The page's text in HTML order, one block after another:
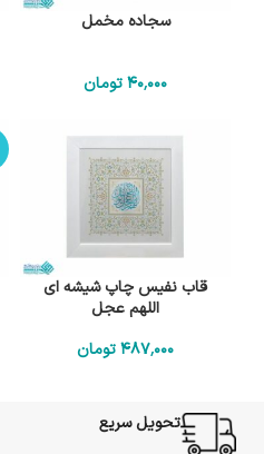
سجاده مخمل
40٬000تومان
قاب نفیس چاپ شیشه ای
اللهم عجل
487٬000تومان
تحویل سریع